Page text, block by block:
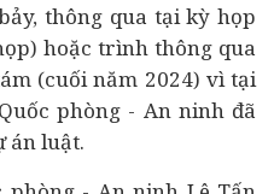
thông qua tại kỳ họp
hoặc trình thông qua
(cuối năm 2024) vì tại
phòng - An ninh đã
án luật.